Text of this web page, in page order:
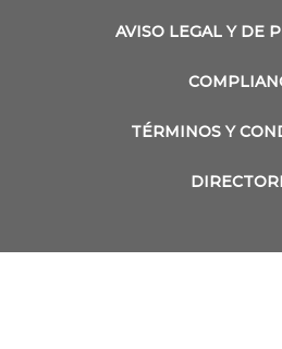
AVISO LEGAL Y DE
TÉRMINOS Y